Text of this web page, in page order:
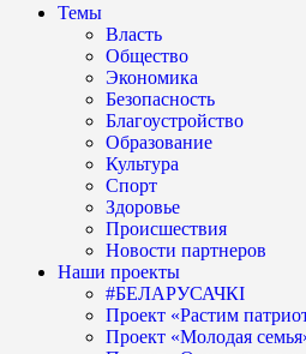
Темы
Власть
Общество
Экономика
Безопасность
Благоустройство
Образование
Культура
Спорт
Здоровье
Происшествия
Новости партнеров
Наши проекты
#БЕЛАРУСАЧКІ
Проект «Растим
Проект «Молодая